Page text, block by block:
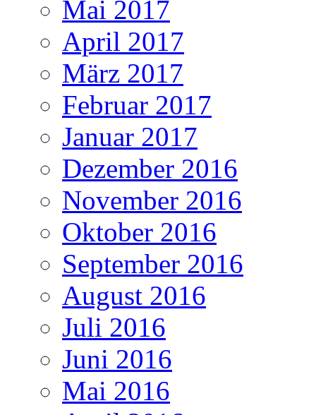
Mai 2017
April 2017
März 2017
Februar 2017
Januar 2017
Dezember 2016
November 2016
Oktober 2016
September 2016
August 2016
Juli 2016
Juni 2016
Mai 2016